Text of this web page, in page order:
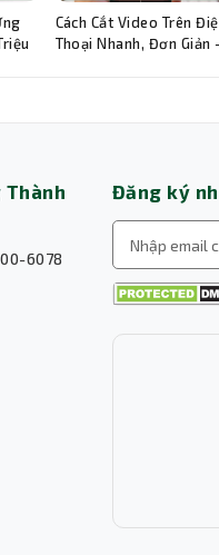
Cách Cắt Video Trên
Thoại Nhanh, Đơn Giản
Thành
6078
Đăng ký